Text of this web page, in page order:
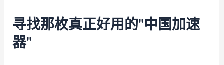
寻找那枚真正好用的"中国加速
器"